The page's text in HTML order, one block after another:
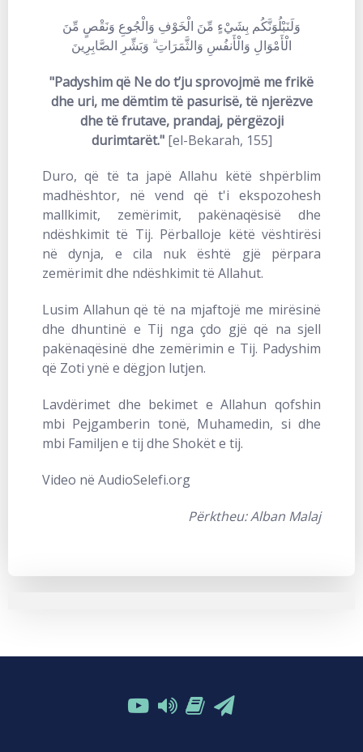
وَلَنَبْلُوَنَّكُم بِشَيْءٍ مِّنَ الْخَوْفِ وَالْجُوعِ وَنَقْصٍ مِّنَ
الْأَمْوَالِ وَالْأَنفُسِ وَالثَّمَرَاتِ ۗ وَبَشِّرِ الصَّابِرِينَ
"Padyshim që Ne do t’ju sprovojmë me frikë
dhe uri, me dëmtim të pasurisë, të njerëzve
dhe të frutave, prandaj, përgëzoji
durimtarët." [el-Bekarah, 155]
Duro, që të ta japë Allahu këtë shpërblim
madhështor, në vend që t'i ekspozohesh
mallkimit, zemërimit, pakënaqësisë dhe
ndëshkimit të Tij. Përballoje këtë vështirësi
në dynja, e cila nuk është gjë përpara
zemërimit dhe ndëshkimit të Allahut.
Lusim Allahun që të na mjaftojë me mirësinë
dhe dhuntinë e Tij nga çdo gjë që na sjell
pakënaqësinë dhe zemërimin e Tij. Padyshim
që Zoti ynë e dëgjon lutjen.
Lavdërimet dhe bekimet e Allahun qofshin
mbi Pejgamberin tonë, Muhamedin, si dhe
mbi Familjen e tij dhe Shokët e tij.
Video në AudioSelefi.org
Përktheu: Alban Malaj